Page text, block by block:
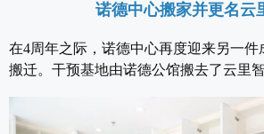
诺德中心搬家并更名云
在4周年之际，诺德中心再度迎来另一
搬迁。干预基地由诺德公馆搬去了云里智